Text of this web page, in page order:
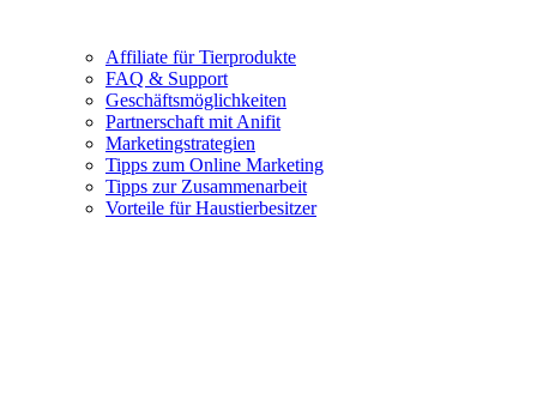
Affiliate für Tierprodukte
FAQ & Support
Geschäftsmöglichkeiten
Partnerschaft mit Anifit
Marketingstrategien
Tipps zum Online Marketing
Tipps zur Zusammenarbeit
Vorteile für Haustierbesitzer